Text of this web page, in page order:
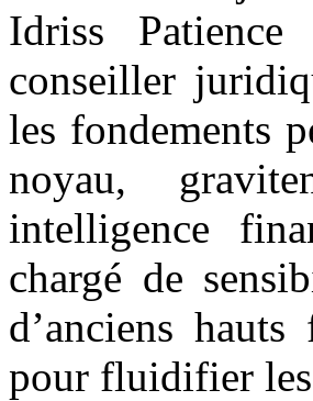
Idriss
conseiller
les fondements
noyau,
intelligence
chargé de
d’anciens
pour fluidifier